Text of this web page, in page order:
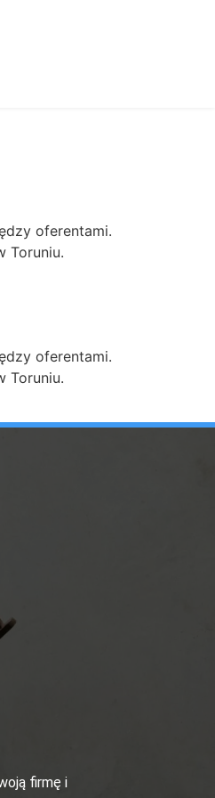
oferentami.
Toruniu.
oferentami.
Toruniu.
firmę i